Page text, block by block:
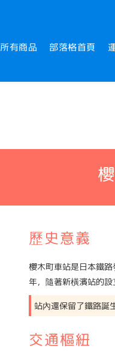
所有商品 部落格首頁
歷史意義
櫻木町車站是日本鐵
年，隨著新橫濱站的設
站內還保留了鐵路誕
交通樞紐